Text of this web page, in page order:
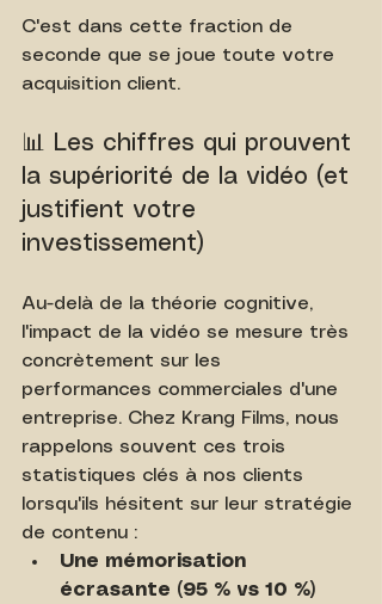
C'est dans cette fraction de
seconde que se joue toute votre
acquisition client.
📊 Les chiffres qui prouvent
la supériorité de la vidéo (et
justifient votre
investissement)
Au-delà de la théorie cognitive,
l'impact de la vidéo se mesure très
concrètement sur les
performances commerciales d'une
entreprise. Chez Krang Films, nous
rappelons souvent ces trois
statistiques clés à nos clients
lorsqu'ils hésitent sur leur stratégie
de contenu :
Une mémorisation
écrasante (95 % vs 10 %)